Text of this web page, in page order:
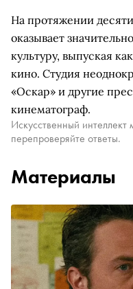
На протяжении
оказывает
культуру, выпуская
кино. Студия
«Оскар» и другие
кинематограф.
Искусственный
перепроверяйте ответы.
Материалы